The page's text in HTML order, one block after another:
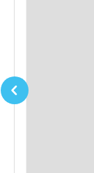
Previous